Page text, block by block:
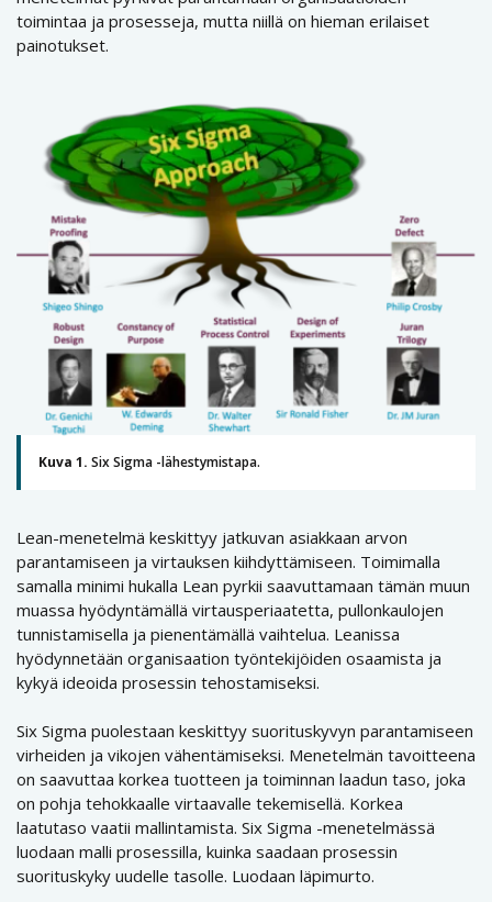
toimintaa ja prosesseja, mutta niillä on hieman erilaiset
painotukset.
Kuva 1. Six Sigma -lähestymistapa.
Lean-menetelmä keskittyy jatkuvan asiakkaan arvon
parantamiseen ja virtauksen kiihdyttämiseen. Toimimalla
samalla minimi hukalla Lean pyrkii saavuttamaan tämän muun
muassa hyödyntämällä virtausperiaatetta, pullonkaulojen
tunnistamisella ja pienentämällä vaihtelua. Leanissa
hyödynnetään organisaation työntekijöiden osaamista ja
kykyä ideoida prosessin tehostamiseksi.
Six Sigma puolestaan keskittyy suorituskyvyn parantamiseen
virheiden ja vikojen vähentämiseksi. Menetelmän tavoitteena
on saavuttaa korkea tuotteen ja toiminnan laadun taso, joka
on pohja tehokkaalle virtaavalle tekemisellä. Korkea
laatutaso vaatii mallintamista. Six Sigma -menetelmässä
luodaan malli prosessilla, kuinka saadaan prosessin
suorituskyky uudelle tasolle. Luodaan läpimurto.